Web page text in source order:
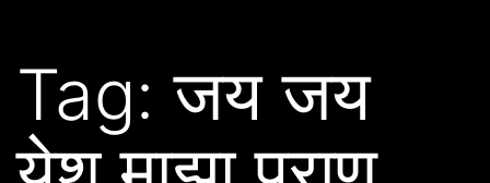
Tag:जय जय